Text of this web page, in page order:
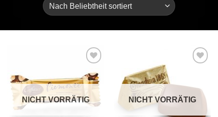
Wunschliste
NICHT VORRÄTIG NICHT VORRÄTIG